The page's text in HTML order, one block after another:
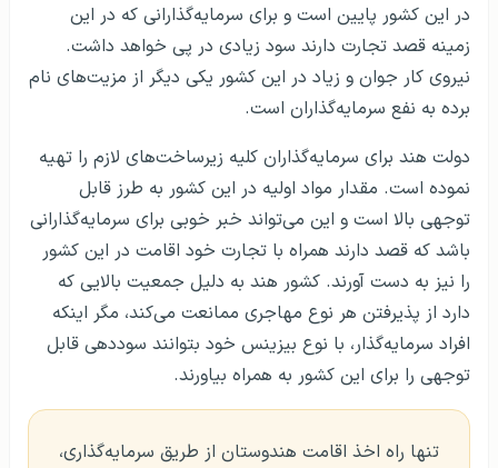
در این کشور پایین است و برای سرمایه‌گذارانی که در این
زمینه قصد تجارت دارند سود زیادی در پی خواهد داشت.
نیروی کار جوان و زیاد در این کشور یکی دیگر از مزیت‌های نام
برده به نفع سرمایه‌گذاران است.
دولت هند برای سرمایه‌گذاران کلیه زیرساخت‌های لازم را تهیه
نموده است. مقدار مواد اولیه در این کشور به طرز قابل
توجهی بالا است و این می‌تواند خبر خوبی برای سرمایه‌گذارانی
باشد که قصد دارند همراه با تجارت خود اقامت در این کشور
را نیز به دست آورند. کشور هند به دلیل جمعیت بالایی که
دارد از پذیرفتن هر نوع مهاجری ممانعت می‌کند، مگر اینکه
افراد سرمایه‌گذار، با نوع بیزینس خود بتوانند سوددهی قابل
توجهی را برای این کشور به همراه بیاورند.
تنها راه اخذ اقامت هندوستان از طریق سرمایه‌گذاری،